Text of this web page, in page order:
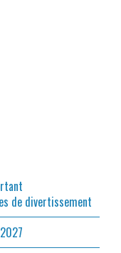
de divertissement